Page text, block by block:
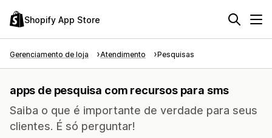
Shopify App Store
Gerenciamento de loja Atendimento Pesquisas
apps de pesquisa com recursos para sms
Saiba o que é importante de verdade para seus
clientes. É só perguntar!